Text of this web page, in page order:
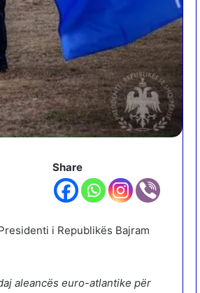
Share
i Republikës Bajram
aleancës euro-atlantike për